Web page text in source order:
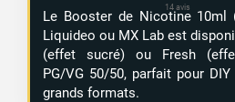
Le Booster de Nicotine 10ml
Liquideo ou MX Lab est
(effet sucré) ou Fresh
PG/VG 50/50, parfait pour
grands formats.